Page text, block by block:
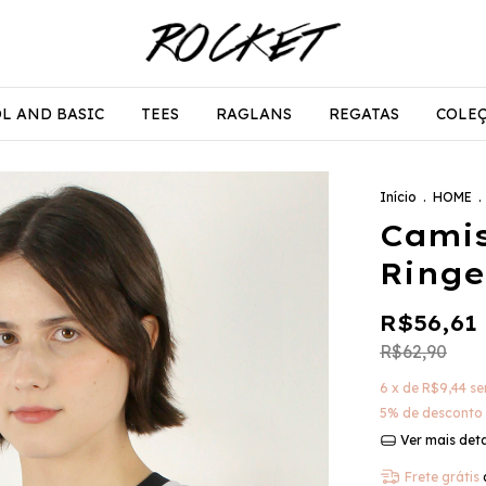
AND BASIC TEES RAGLANS REGATAS
Início . HOME .
R$56,61
R$62,90
6 x de R$9,44
5% de desconto
Ver mais
Frete grátis